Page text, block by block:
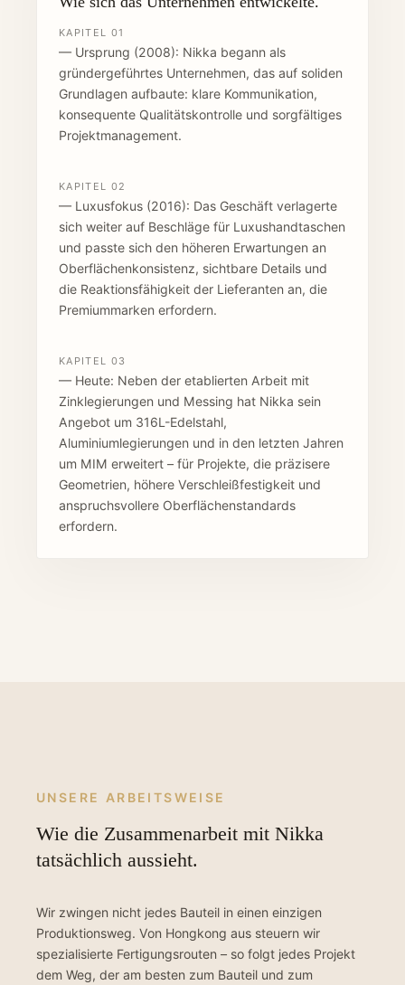
KAPITEL 01
— Ursprung (2008): Nikka begann als
gründergeführtes Unternehmen, das auf soliden
Grundlagen aufbaute: klare Kommunikation,
konsequente Qualitätskontrolle und sorgfältiges
Projektmanagement.
KAPITEL 02
— Luxusfokus (2016): Das Geschäft verlagerte
sich weiter auf Beschläge für Luxushandtaschen
und passte sich den höheren Erwartungen an
Oberflächenkonsistenz, sichtbare Details und
die Reaktionsfähigkeit der Lieferanten an, die
Premiummarken erfordern.
KAPITEL 03
— Heute: Neben der etablierten Arbeit mit
Zinklegierungen und Messing hat Nikka sein
Angebot um 316L-Edelstahl,
Aluminiumlegierungen und in den letzten Jahren
um MIM erweitert – für Projekte, die präzisere
Geometrien, höhere Verschleißfestigkeit und
anspruchsvollere Oberflächenstandards
erfordern.
UNSERE ARBEITSWEISE
Wie die Zusammenarbeit mit Nikka
tatsächlich aussieht.
Wir zwingen nicht jedes Bauteil in einen einzigen
Produktionsweg. Von Hongkong aus steuern wir
spezialisierte Fertigungsrouten – so folgt jedes Projekt
dem Weg, der am besten zum Bauteil und zum